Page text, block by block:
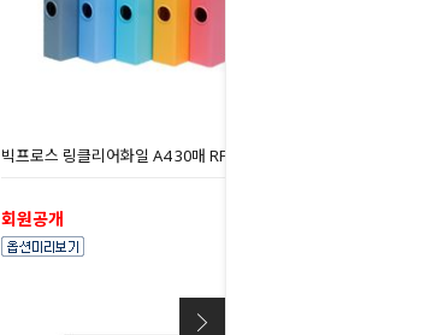
빅프로스 링클리어화일 A4 30매 RF933
회원공개